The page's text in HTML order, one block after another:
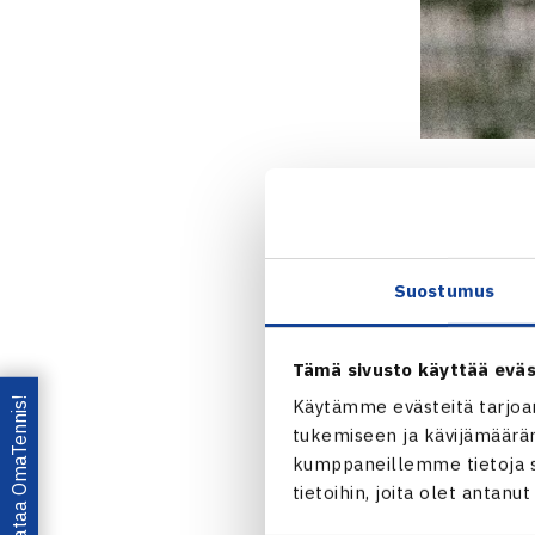
Suostumus
Tämä sivusto käyttää
Käytämme evästeitä
tukemiseen ja
kumppaneillemme tietoja
tietoihin, joita olet
”Finaali oli
pitää tehdä
Lataa OmaTennis!